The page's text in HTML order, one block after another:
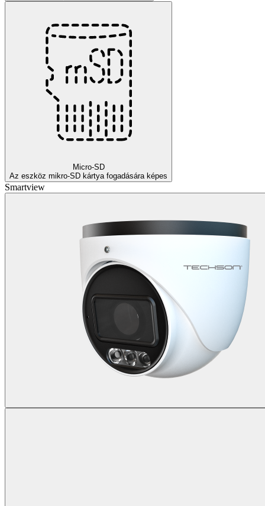
Micro-SD
Az eszköz mikro-SD kártya fogadására képes
Smartview